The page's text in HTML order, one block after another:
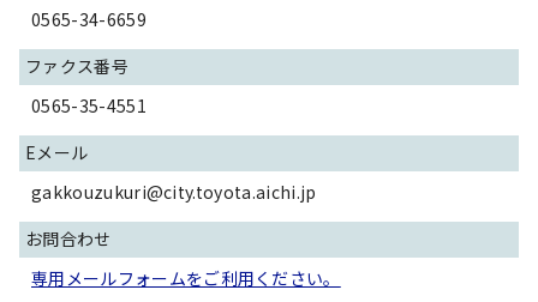
0565-34-6659
ファクス番号
0565-35-4551
Eメール
gakkouzukuri@city.toyota.aichi.jp
お問合わせ
専用メールフォームをご利用ください。